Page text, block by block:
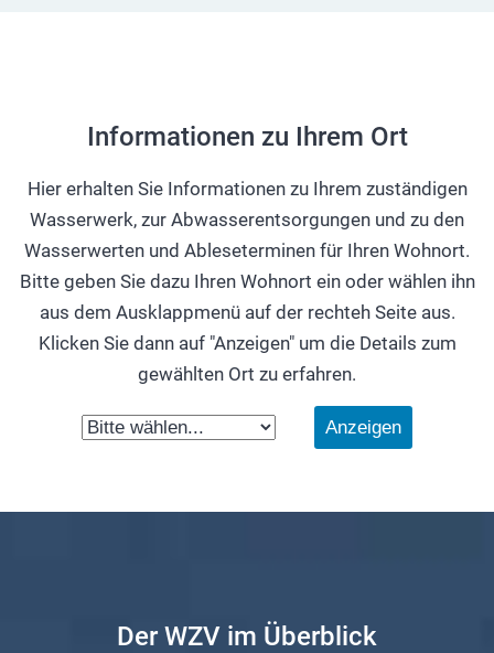
Informationen zu Ihrem Ort
Hier erhalten Sie Informationen zu Ihrem zuständigen
Wasserwerk, zur Abwasserentsorgungen und zu den
Wasserwerten und Ableseterminen für Ihren Wohnort.
Bitte geben Sie dazu Ihren Wohnort ein oder wählen ihn
aus dem Ausklappmenü auf der rechteh Seite aus.
Klicken Sie dann auf "Anzeigen" um die Details zum
gewählten Ort zu erfahren.
Anzeigen
Der WZV im Überblick